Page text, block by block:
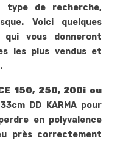
type de recherche,
Voici quelques
qui vous donneront
les plus vendus et
150, 250, 200i ou
DD KARMA pour
en polyvalence
près correctement